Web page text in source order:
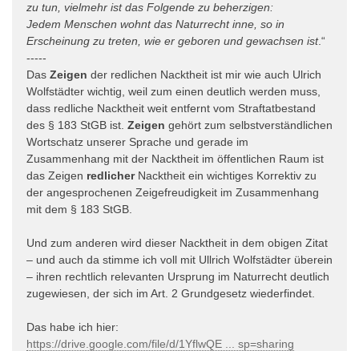
zu tun, vielmehr ist das Folgende zu beherzigen:
Jedem Menschen wohnt das Naturrecht inne, so in
Erscheinung zu treten, wie er geboren und gewachsen ist.“
-----
Das Zeigen der redlichen Nacktheit ist mir wie auch Ulrich
Wolfstädter wichtig, weil zum einen deutlich werden muss,
dass redliche Nacktheit weit entfernt vom Straftatbestand
des § 183 StGB ist. Zeigen gehört zum selbstverständlichen
Wortschatz unserer Sprache und gerade im
Zusammenhang mit der Nacktheit im öffentlichen Raum ist
das Zeigen redlicher Nacktheit ein wichtiges Korrektiv zu
der angesprochenen Zeigefreudigkeit im Zusammenhang
mit dem § 183 StGB.
Und zum anderen wird dieser Nacktheit in dem obigen Zitat
– und auch da stimme ich voll mit Ullrich Wolfstädter überein
– ihren rechtlich relevanten Ursprung im Naturrecht deutlich
zugewiesen, der sich im Art. 2 Grundgesetz wiederfindet.
Das habe ich hier:
https://drive.google.com/file/d/1YflwQE ... sp=sharing